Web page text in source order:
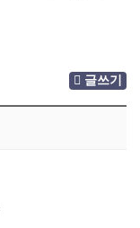
글쓰기